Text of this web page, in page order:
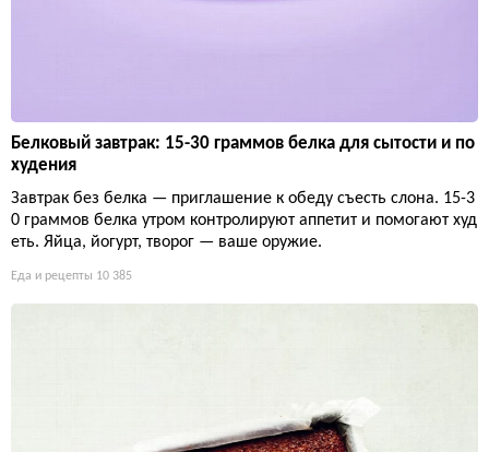
Белковый завтрак: 15-30 граммов белка для сытости и по
худения
Завтрак без белка — приглашение к обеду съесть слона. 15-3
0 граммов белка утром контролируют аппетит и помогают худ
еть. Яйца, йогурт, творог — ваше оружие.
Еда и рецепты 10 385